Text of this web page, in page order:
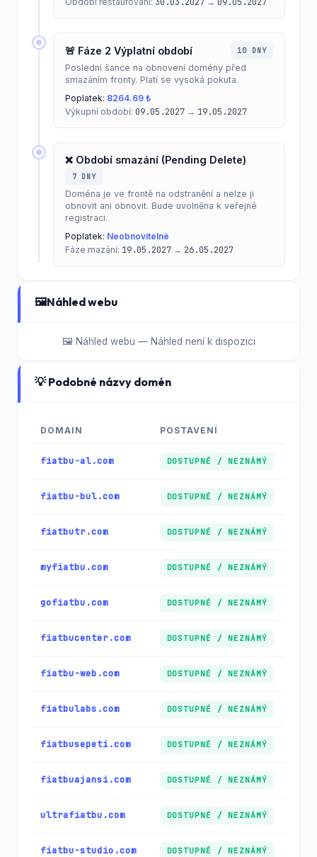
🚨 Fáze 2 Výplatní období 10 DNY
Poslední šance na obnovení domény před
smazáním fronty. Platí se vysoká pokuta.
Poplatek: 8264.69 ₺
Výkupní období: 09.05.2027 → 19.05.2027
❌ Období smazání (Pending Delete)
7 DNY
Doména je ve frontě na odstranění a nelze ji
obnovit ani obnovit. Bude uvolněna k veřejné
registraci.
Poplatek: Neobnovitelné
Fáze mazání: 19.05.2027 → 26.05.2027
🖼️Náhled webu
🖼️ Náhled webu — Náhled není k dispozici
💡 Podobné názvy domén
DOMAIN POSTAVENÍ
fiatbu-al.com DOSTUPNÉ / NEZNÁMÝ
fiatbu-bul.com DOSTUPNÉ / NEZNÁMÝ
fiatbutr.com DOSTUPNÉ / NEZNÁMÝ
myfiatbu.com DOSTUPNÉ / NEZNÁMÝ
gofiatbu.com DOSTUPNÉ / NEZNÁMÝ
fiatbucenter.com DOSTUPNÉ / NEZNÁMÝ
fiatbu-web.com DOSTUPNÉ / NEZNÁMÝ
fiatbulabs.com DOSTUPNÉ / NEZNÁMÝ
fiatbusepeti.com DOSTUPNÉ / NEZNÁMÝ
fiatbuajansi.com DOSTUPNÉ / NEZNÁMÝ
ultrafiatbu.com DOSTUPNÉ / NEZNÁMÝ
fiatbu-studio.com DOSTUPNÉ / NEZNÁMÝ